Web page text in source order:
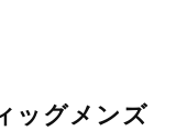
ッグメンズ